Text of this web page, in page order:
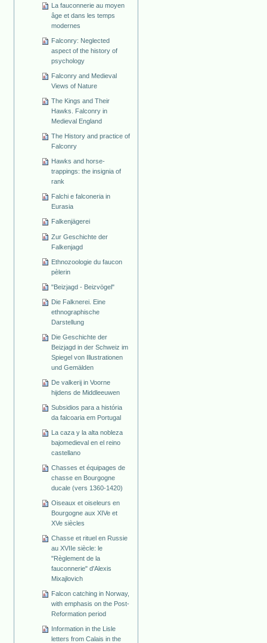
La fauconnerie au moyen
âge et dans les temps
modernes
Falconry: Neglected
aspect of the history of
psychology
Falconry and Medieval
Views of Nature
The Kings and Their
Hawks. Falconry in
Medieval England
The History and practice of
Falconry
Hawks and horse-
trappings: the insignia of
rank
Falchi e falconeria in
Eurasia
Falkenjägerei
Zur Geschichte der
Falkenjagd
Ethnozoologie du faucon
pèlerin
"Beizjagd - Beizvögel"
Die Falknerei. Eine
ethnographische
Darstellung
Die Geschichte der
Beizjagd in der Schweiz im
Spiegel von Illustrationen
und Gemälden
De valkerij in Voorne
hijdens de Middleeuwen
Subsidios para a história
da falcoaria em Portugal
La caza y la alta nobleza
bajomedieval en el reino
castellano
Chasses et équipages de
chasse en Bourgogne
ducale (vers 1360-1420)
Oiseaux et oiseleurs en
Bourgogne aux XIVe et
XVe siècles
Chasse et rituel en Russie
au XVIIe siècle: le
"Règlement de la
fauconnerie" d'Alexis
Mixajlovich
Falcon catching in Norway,
with emphasis on the Post-
Reformation period
Information in the Lisle
letters from Calais in the